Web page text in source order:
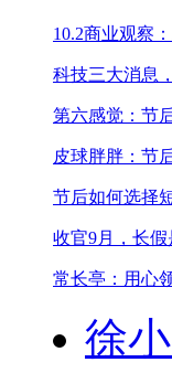
10.2商业观察
科技三大消息
第六感觉：节
皮球胖胖：节
节后如何选择
收官9月，长
常长亭：用心
徐